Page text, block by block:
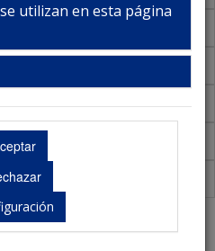
utilizan en esta página
de